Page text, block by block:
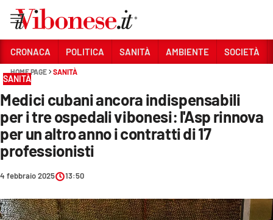
Sezioni
CRONACA
POLITICA
SANITÀ
AMBIENTE
SOCIETÀ
CRONACA POLITICA SANITÀ AMBIENTE SOCIETÀ
HOME PAGE SANITÀ
SANITÀ
Medici cubani ancora indispensabili
per i tre ospedali vibonesi: l'Asp rinnova
per un altro anno i contratti di 17
professionisti
4 febbraio 2025 13:50